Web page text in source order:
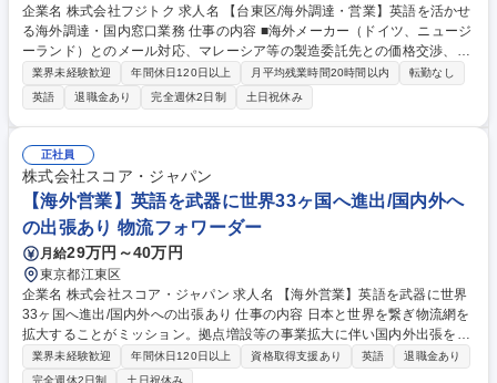
企業名 株式会社フジトク 求人名 【台東区/海外調達・営業】英語を活かせ
る海外調達・国内窓口業務 仕事の内容 ■海外メーカー（ドイツ、ニュージ
ーランド）とのメール対応、マレーシア等の製造委託先との価格交渉、部
品調達、輸入業務をお任せします。国内顧客の窓口も担当し、語学力と交
渉力を発揮して活躍できる環境です。 【具体的な業務について】 ■海外メ
ーカー（ドイツ、ニュージーランド）とのメール対応・在庫確認・見積依
頼・発注 ■マレーシア製造委託先との価格・納期等の交渉、特殊部品の調
達 ■輸入業務■国内顧客の窓口 全国に営業所があり、たくさんのお客様が
いらっしゃいますので、様々な業界の方と触れあうことができます。 募集
職種 【台東区/海外調達・営業】英語を活かせる海外調達・国内窓口業務
業界未経験歓迎 年間休日120日以上 月平均残業時間20時間以内
転勤なし
英語
退職金あり 完全週休2日制 土日祝休み
正社員
株式会社スコア・ジャパン
【海外営業】英語を武器に世界33ヶ国へ進出/国内外へ
の出張あり 物流フォワーダー
月給29万円～40万円
東京都江東区
企業名 株式会社スコア・ジャパン 求人名 【海外営業】英語を武器に世界
33ヶ国へ進出/国内外への出張あり 仕事の内容 日本と世界を繋ぎ物流網を
拡大することがミッション。拠点増設等の事業拡大に伴い国内外出張を含
む輸出入の新規開拓および既存営業を担い、高い語学力で事業成長を牽引
するグローバルな役割をお任せします ■国内外への輸出入の新規開拓およ
業界未経験歓迎 年間休日120日以上 資格取得支援あり 英語
退職金あり
完全週休2日制
土日祝休み